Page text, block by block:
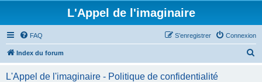
L'Appel de l'imaginaire
FAQ Connexion
S’enregistrer
Index du forum
L'Appel de l'imaginaire - Politique de confidentialité